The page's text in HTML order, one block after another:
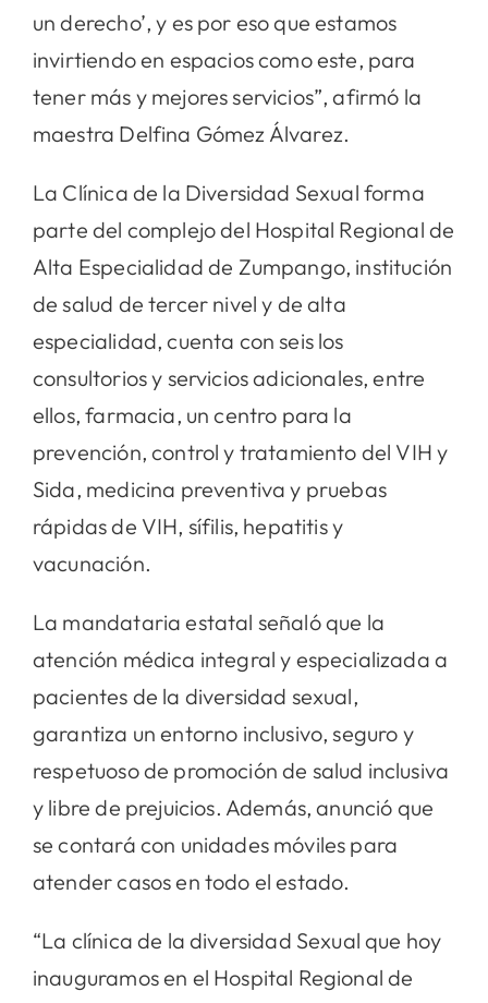
un derecho’, y es por eso que estamos
invirtiendo en espacios como este, para
tener más y mejores servicios”, afirmó la
maestra Delfina Gómez Álvarez.
La Clínica de la Diversidad Sexual forma
parte del complejo del Hospital Regional de
Alta Especialidad de Zumpango, institución
de salud de tercer nivel y de alta
especialidad, cuenta con seis los
consultorios y servicios adicionales, entre
ellos, farmacia, un centro para la
prevención, control y tratamiento del VIH y
Sida, medicina preventiva y pruebas
rápidas de VIH, sífilis, hepatitis y
vacunación.
La mandataria estatal señaló que la
atención médica integral y especializada a
pacientes de la diversidad sexual,
garantiza un entorno inclusivo, seguro y
respetuoso de promoción de salud inclusiva
y libre de prejuicios. Además, anunció que
se contará con unidades móviles para
atender casos en todo el estado.
“La clínica de la diversidad Sexual que hoy
inauguramos en el Hospital Regional de